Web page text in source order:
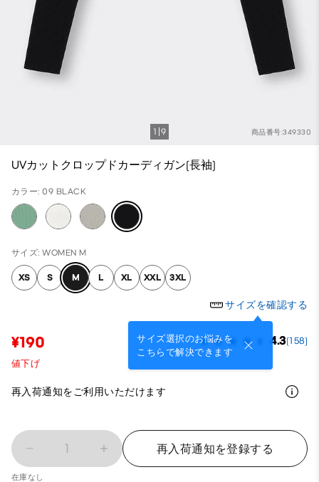
商品番号:349330
1 9
UVカットクロップドカーディガン(長袖)
カラー: 09 BLACK
サイズ: WOMEN M
XS S M L XL XXL 3XL
サイズを確認する
サイズ選択のお悩みを
こちらで解決できます
¥190 4.3(158)
値下げ
再入荷通知をご利用いただけます
1 再入荷通知を登録する
在庫なし